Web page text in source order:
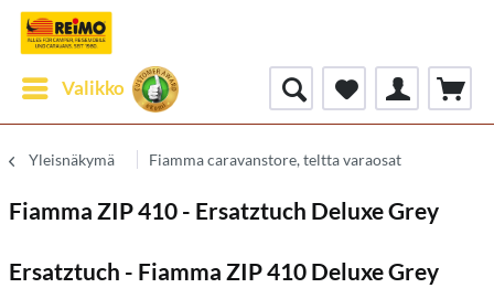
Valikko
Yleisnäkymä Fiamma caravanstore, teltta varaosat
Fiamma ZIP 410 - Ersatztuch Deluxe Grey
Ersatztuch - Fiamma ZIP 410 Deluxe Grey